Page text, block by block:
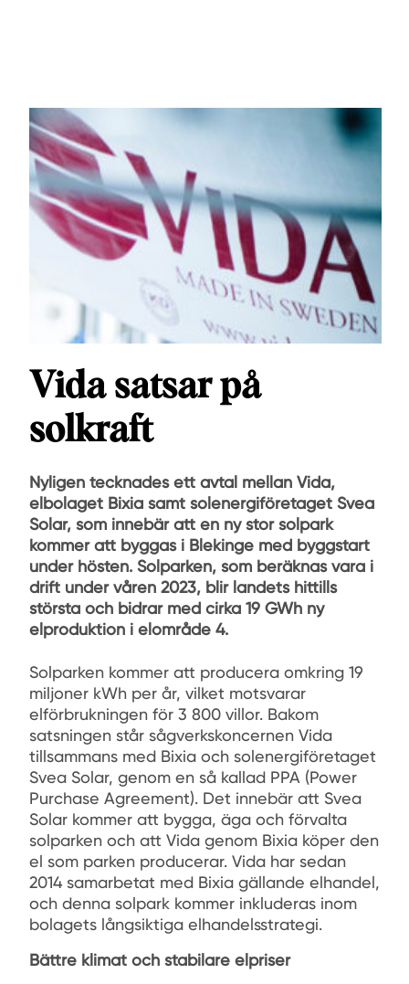
Vida satsar på
solkraft
Nyligen tecknades ett avtal mellan Vida,
elbolaget Bixia samt solenergiföretaget Svea
Solar, som innebär att en ny stor solpark
kommer att byggas i Blekinge med byggstart
under hösten. Solparken, som beräknas vara i
drift under våren 2023, blir landets hittills
största och bidrar med cirka 19 GWh ny
elproduktion i elområde 4.
Solparken kommer att producera omkring 19
miljoner kWh per år, vilket motsvarar
elförbrukningen för 3 800 villor. Bakom
satsningen står sågverkskoncernen Vida
tillsammans med Bixia och solenergiföretaget
Svea Solar, genom en så kallad PPA (Power
Purchase Agreement). Det innebär att Svea
Solar kommer att bygga, äga och förvalta
solparken och att Vida genom Bixia köper den
el som parken producerar. Vida har sedan
2014 samarbetat med Bixia gällande elhandel,
och denna solpark kommer inkluderas inom
bolagets långsiktiga elhandelsstrategi.
Bättre klimat och stabilare elpriser